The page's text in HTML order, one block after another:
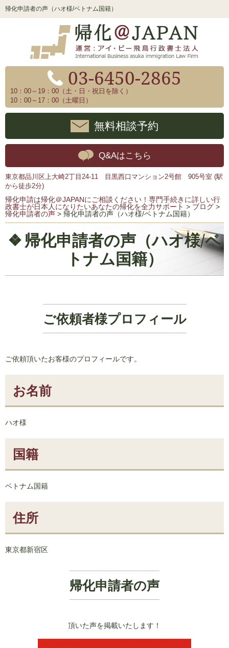
帰化申請者の声（ハオ様/ベトナム国籍）
03-6450-2865
10：00～19：00（土・日・祝日を除く）
10：00～17：00（土曜日）
無料相談予約
Q&Aはこちら
東京都品川区上大崎2丁目24-11 目黒西口マンション2号館 905号室 (駅
から徒歩2分)
帰化申請は帰化＠JAPANにご相談ください！専門手続きに詳しい行
政書士が日本人になりたいあなたの帰化を全力サポート > ブログ >
帰化申請者の声 > 帰化申請者の声（ハオ様/ベトナム国籍）
帰化申請者の声（ハオ様/ベ
トナム国籍）
ご依頼者様プロフィール
ご依頼頂いたお客様のプロフィールです。
お名前
ハオ様
国籍
ベトナム国籍
住所
東京都新宿区
帰化申請者の声
頂いた声を掲載いたします！